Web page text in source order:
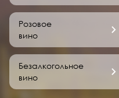
Розовое
вино
Безалкогольное
вино